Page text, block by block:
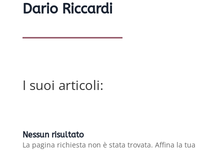
Dario Riccardi
I suoi articoli:
Nessun risultato
La pagina richiesta non è stata trovata. Affina la tua